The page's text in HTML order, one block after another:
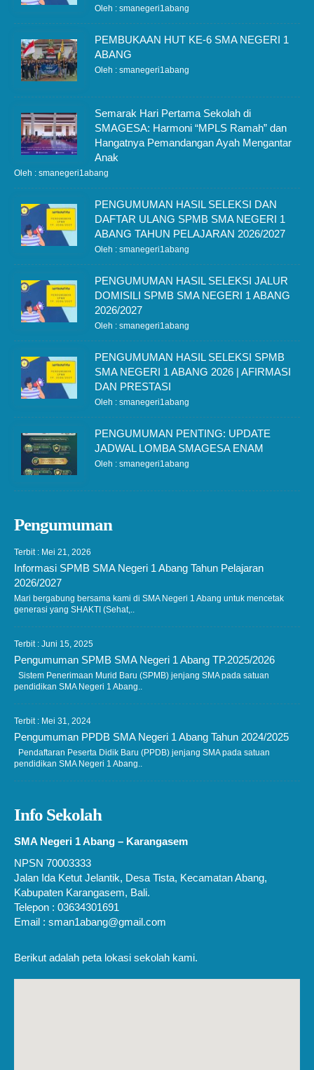
Oleh : smanegeri1abang
PEMBUKAAN HUT KE-6 SMA NEGERI 1
ABANG
Oleh : smanegeri1abang
Semarak Hari Pertama Sekolah di
SMAGESA: Harmoni “MPLS Ramah” dan
Hangatnya Pemandangan Ayah Mengantar
Anak
Oleh : smanegeri1abang
PENGUMUMAN HASIL SELEKSI DAN
DAFTAR ULANG SPMB SMA NEGERI 1
ABANG TAHUN PELAJARAN 2026/2027
Oleh : smanegeri1abang
PENGUMUMAN HASIL SELEKSI JALUR
DOMISILI SPMB SMA NEGERI 1 ABANG
2026/2027
Oleh : smanegeri1abang
PENGUMUMAN HASIL SELEKSI SPMB
SMA NEGERI 1 ABANG 2026 | AFIRMASI
DAN PRESTASI
Oleh : smanegeri1abang
PENGUMUMAN PENTING: UPDATE
JADWAL LOMBA SMAGESA ENAM
Oleh : smanegeri1abang
Pengumuman
Terbit : Mei 21, 2026
Informasi SPMB SMA Negeri 1 Abang Tahun Pelajaran
2026/2027
Mari bergabung bersama kami di SMA Negeri 1 Abang untuk mencetak
generasi yang SHAKTI (Sehat,..
Terbit : Juni 15, 2025
Pengumuman SPMB SMA Negeri 1 Abang TP.2025/2026
Sistem Penerimaan Murid Baru (SPMB) jenjang SMA pada satuan
pendidikan SMA Negeri 1 Abang..
Terbit : Mei 31, 2024
Pengumuman PPDB SMA Negeri 1 Abang Tahun 2024/2025
Pendaftaran Peserta Didik Baru (PPDB) jenjang SMA pada satuan
pendidikan SMA Negeri 1 Abang..
Info Sekolah
SMA Negeri 1 Abang – Karangasem
NPSN 70003333
Jalan Ida Ketut Jelantik, Desa Tista, Kecamatan Abang,
Kabupaten Karangasem, Bali.
Telepon : 03634301691
Email : sman1abang@gmail.com
Berikut adalah peta lokasi sekolah kami.